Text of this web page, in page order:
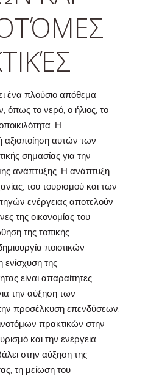
ένα πλούσιο απόθεμα
όπως το νερό, ο ήλιος, το
Η
αξιοποίηση αυτών των
σημασίας για την
ανάπτυξης. Η ανάπτυξη
του τουρισμού και των
ενέργειας αποτελούν
της οικονομίας του
της τοπικής
ποιοτικών
ενίσχυση της
είναι απαραίτητες
την αύξηση των
προσέλκυση επενδύσεων.
πρακτικών στην
και την ενέργεια
στην αύξηση της
τη μείωση του